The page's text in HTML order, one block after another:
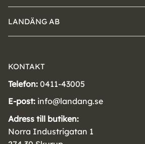
LANDÄNG AB
KONTAKT
Telefon: 0411-43005
E-post: info@landang.se
Adress till butiken:
Norra Industrigatan 1